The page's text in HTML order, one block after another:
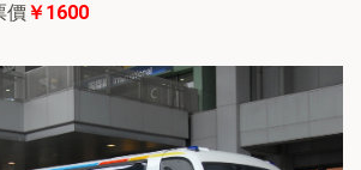
價￥1600